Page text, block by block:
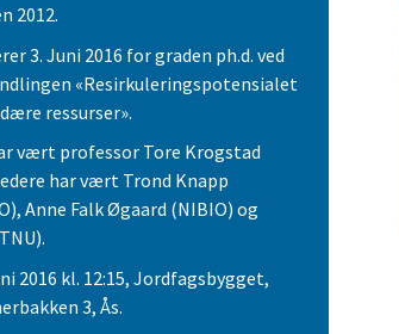
2012.
3. Juni 2016 for graden ph.d. ved
«Resirkuleringspotensialet
ressurser».
vært professor Tore Krogstad
har vært Trond Knapp
Anne Falk Øgaard (NIBIO) og
2016 kl. 12:15, Jordfagsbygget,
3, Ås.